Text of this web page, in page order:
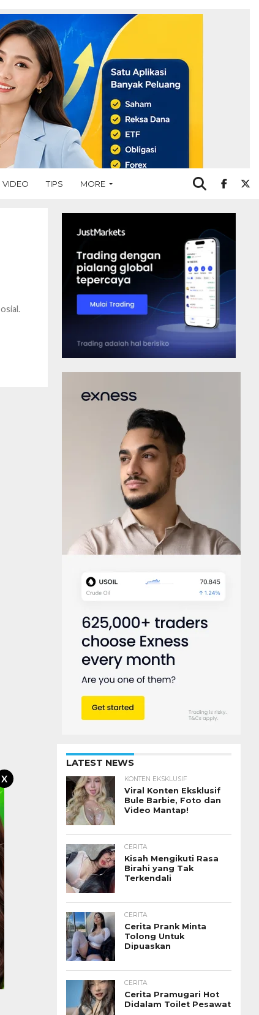
X
VIDEO TIPS MORE
LATEST NEWS
KONTEN EKSKLUSIF
Viral Konten Eksklusif
Bule Barbie, Foto dan
Video Mantap!
CERITA
Kisah Mengikuti Rasa
Birahi yang Tak
Terkendali
CERITA
Cerita Prank Minta
Tolong Untuk
Dipuaskan
CERITA
Cerita Pramugari Hot
Didalam Toilet Pesawat